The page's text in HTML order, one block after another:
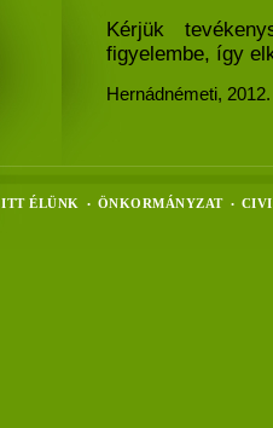
Kérjük
figyelembe, így
Hernádnémeti,
ITT ÉLÜNK • ÖNKORMÁNYZAT •